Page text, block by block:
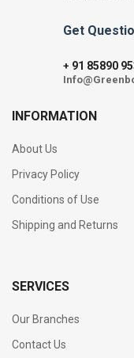
Get
+ 91 85890
INFORMATION
About Us
Privacy Policy
Conditions of Use
Shipping and Returns
SERVICES
Our Branches
Contact Us